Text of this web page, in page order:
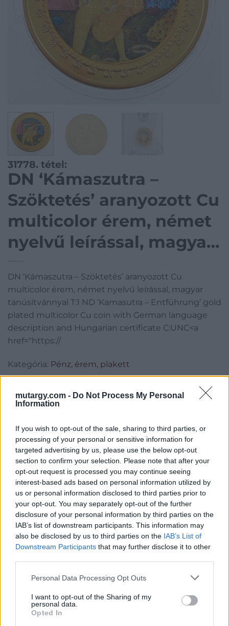
mutargy.com - Do Not Process My Personal
Information
If you wish to opt-out of the sale, sharing to third parties, or
processing of your personal or sensitive information for
targeted advertising by us, please use the below opt-out
section to confirm your selection. Please note that after your
opt-out request is processed you may continue seeing
interest-based ads based on personal information utilized by
us or personal information disclosed to third parties prior to
your opt-out. You may separately opt-out of the further
disclosure of your personal information by third parties on the
IAB’s list of downstream participants. This information may
also be disclosed by us to third parties on the IAB’s List of
Downstream Participants that may further disclose it to other
Personal Data Processing Opt Outs
I want to opt-out of the Sharing of my
personal data.
Opted In
31778. tétel:
DN ‘Kámaszutra –
Szöktetés’ aranyozott Cu
multicolor érem, német
nyelvű leírással, magyar
‘Kamasutra –
Entführung’ gold plated
multicolor Cu coin with
German language
description and
Hungarian certificate
C:UNC
DN ‘Kámaszutra – Szöktetés’ aranyozott Cu
multicolor érem, német nyelvű leírással, magyar
tanúsítvánnyal T:1 ND ‘Kamasutra – Entführung’ gold
plated multicolor Cu coin with German language
description and Hungarian certificate C:UNC<a
href="https://
Kategória: Pénz, érem, plakett
Kikiáltási ár:2 000Ft
Aukció adatai
Aukció neve: 425. Gyorsárverés
Aukció dátuma: 2022.09.08
Aukció ideje: 19:00
Aukció helye: 1061 Budapest, Andrássy út 16.
Eladó adatai
Eladó:Darabanth Kft
Darabanth Bélyegkereskedelmi és
Aukciósház Kft.
Budapest
Andrássy út 16.